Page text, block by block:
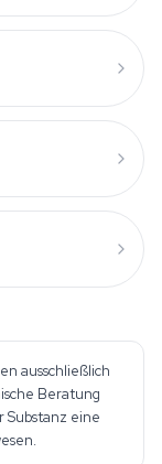
ausschließlich
Beratung
Substanz eine